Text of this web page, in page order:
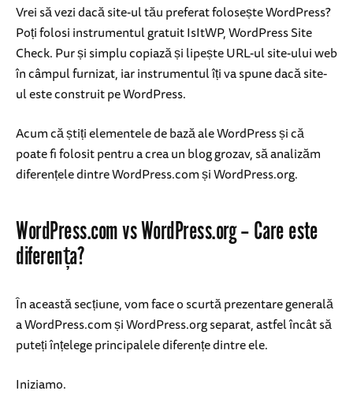
Vrei să vezi dacă site-ul tău preferat folosește WordPress?
Poți folosi instrumentul gratuit IsItWP, WordPress Site
Check. Pur și simplu copiază și lipește URL-ul site-ului web
în câmpul furnizat, iar instrumentul îți va spune dacă site-
ul este construit pe WordPress.
Acum că știți elementele de bază ale WordPress și că
poate fi folosit pentru a crea un blog grozav, să analizăm
diferențele dintre WordPress.com și WordPress.org.
WordPress.com vs WordPress.org – Care este
diferența?
În această secțiune, vom face o scurtă prezentare generală
a WordPress.com și WordPress.org separat, astfel încât să
puteți înțelege principalele diferențe dintre ele.
Iniziamo.